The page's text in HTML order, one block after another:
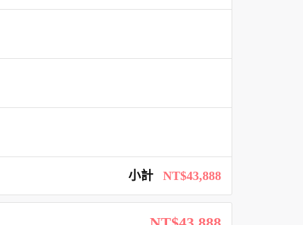
小計 NT$43,888